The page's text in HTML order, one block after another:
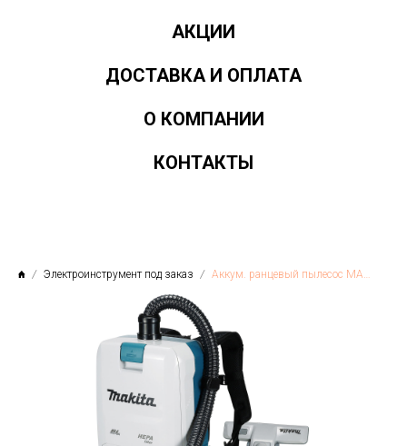
АКЦИИ
ДОСТАВКА И ОПЛАТА
О КОМПАНИИ
КОНТАКТЫ
Электроинструмент под заказ Аккум. ранцевый пылесос MAKITA XGT VC011GZ в кор.